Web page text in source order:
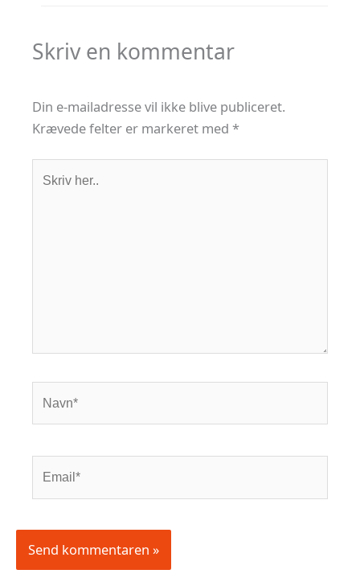
Skriv en kommentar
Din e-mailadresse vil ikke blive publiceret.
Krævede felter er markeret med *
her..